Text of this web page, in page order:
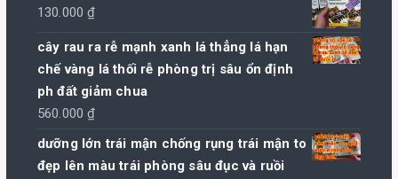
130.000₫
cây rau ra rễ mạnh xanh lá thẳng lá hạn
chế vàng lá thối rễ phòng trị sâu ổn định
ph đất giảm chua
560.000₫
dưỡng lớn trái mận chống rụng trái mận to
đẹp lên màu trái phòng sâu đục và ruồi